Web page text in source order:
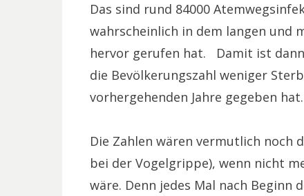
Das sind rund 84000
wahrscheinlich in dem langen und
hervor gerufen hat. Damit ist
die Bevölkerungszahl weniger
vorhergehenden Jahre gegeben hat.
Die Zahlen wären vermutlich noch
bei der Vogelgrippe), wenn nicht
wäre. Denn jedes Mal nach Beginn